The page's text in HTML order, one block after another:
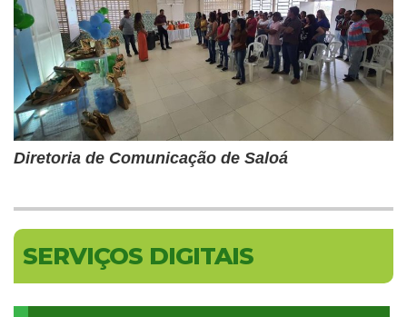
Diretoria de Comunicação de Saloá
SERVIÇOS DIGITAIS